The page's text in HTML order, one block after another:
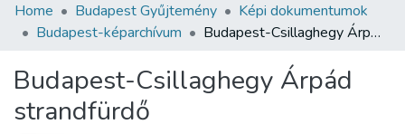
Communities & Collections
Statistics
About us
Home Budapest Gyűjtemény
Képi dokumentumok
Budapest-képarchívum
Budapest-Csillaghegy Árpád strandfürdő
Budapest-Csillaghegy Árpád
strandfürdő